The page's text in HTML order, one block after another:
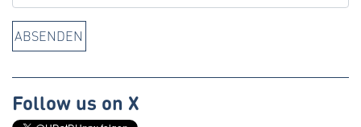
Follow us on X